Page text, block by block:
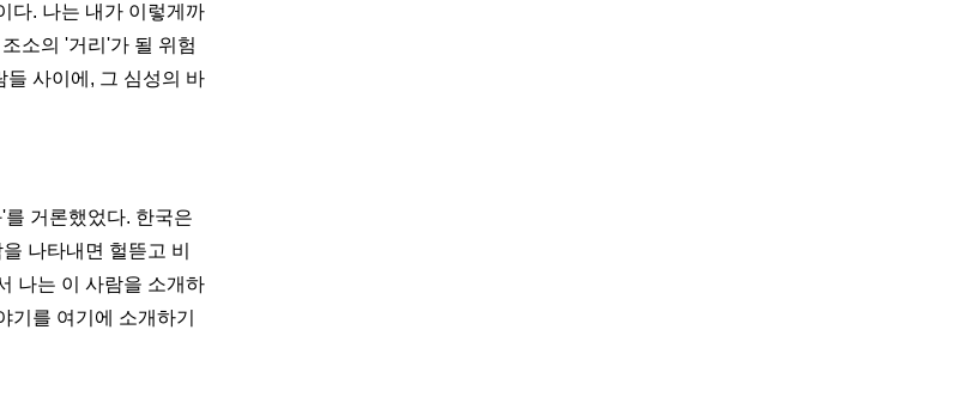
다. 나는 내가 이렇게까
소의 '거리 '가 될 위험
사이에 , 그 심성의 바
'를 거론했었다. 한국은
나타내면 헐뜯고 비
나는 이 사람을 소개하
기를 여기에 소개하기